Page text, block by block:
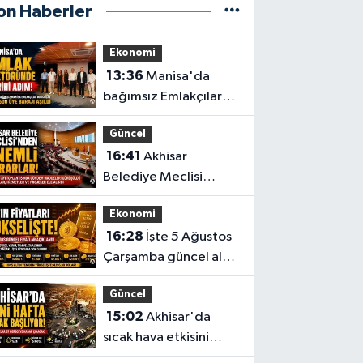
Haberler
Ekonomi
13:36 Manisa'da
bağımsız Emlakçılar
Odası için 500 üye
barajı aşıldı
Güncel
16:41 Akhisar
Belediye Meclisi
Ağustos ayı
toplantısını
gerçekleştirdi
Ekonomi
16:28
Çarşamba güncel altın
fiyatları
Güncel
15:02 Akhisar'da
sıcak hava etkisini
sürdürüyor! İşte 5